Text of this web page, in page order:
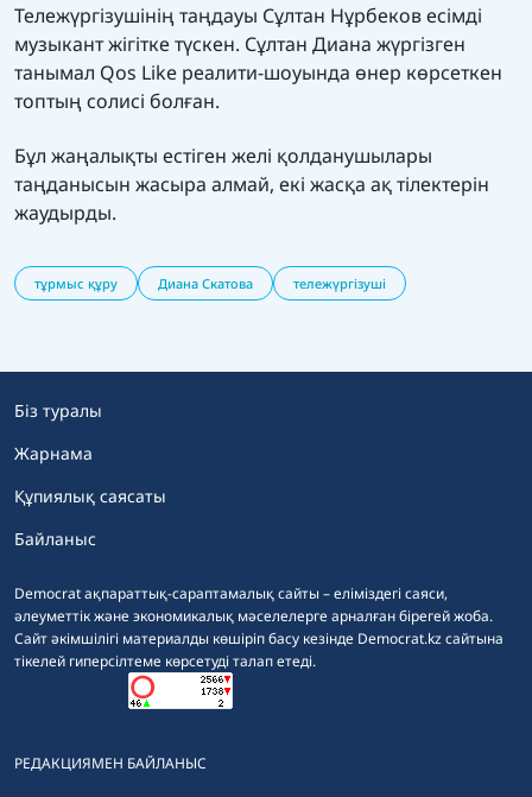
Тележүргізушінің таңдауы Сұлтан Нұрбеков есімді
музыкант жігітке түскен. Сұлтан Диана жүргізген
танымал Qos Like реалити-шоуында өнер көрсеткен
топтың солисі болған.
Бұл жаңалықты естіген желі қолданушылары
таңданысын жасыра алмай, екі жасқа ақ тілектерін
жаудырды.
тұрмыс құру Диана Скатова тележүргізуші
Democrat ақпараттық-сараптамалық сайты – еліміздегі саяси,
әлеуметтік және экономикалық мәселелерге арналған бірегей жоба.
Сайт әкімшілігі материалды көшіріп басу кезінде Democrat.kz сайтына
тікелей гиперсілтеме көрсетуді талап етеді.
Біз туралы
Жарнама
Құпиялық саясаты
Байланыс
РЕДАКЦИЯМЕН БАЙЛАНЫС